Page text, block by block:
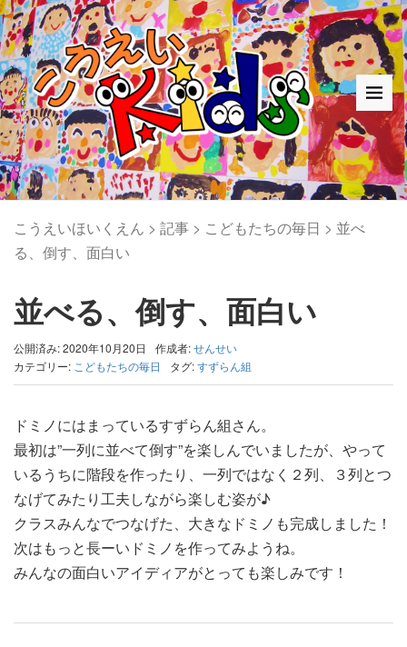
こうえいほいくえん > 記事 > こどもたちの毎日 > 並べ
る、倒す、面白い
並べる、倒す、面白い
公開済み: 2020年10月20日 作成者:せんせい
カテゴリー: こどもたちの毎日 タグ:すずらん組
ドミノにはまっているすずらん組さん。
最初は”一列に並べて倒す”を楽しんでいましたが、やって
いるうちに階段を作ったり、一列ではなく２列、３列とつ
なげてみたり工夫しながら楽しむ姿が♪
クラスみんなでつなげた、大きなドミノも完成しました！
次はもっと長ーいドミノを作ってみようね。
みんなの面白いアイディアがとっても楽しみです！